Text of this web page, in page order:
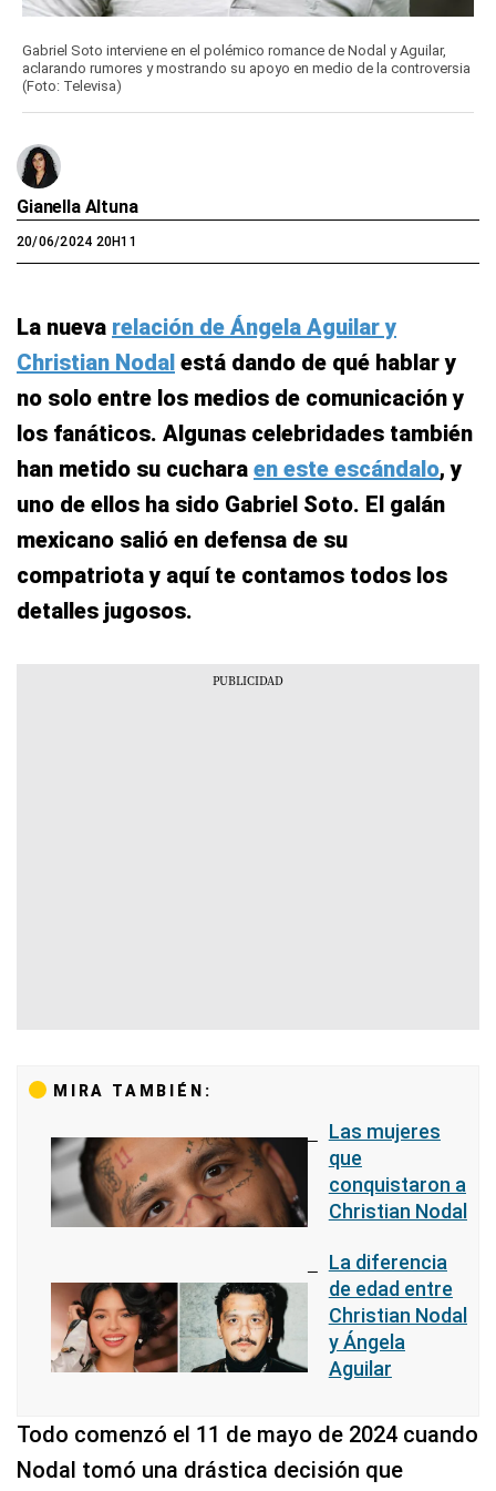
Gabriel Soto interviene en el polémico romance de Nodal y Aguilar,
aclarando rumores y mostrando su apoyo en medio de la controversia
(Foto: Televisa)
Gianella Altuna
20/06/2024 20H11
La nueva relación de Ángela Aguilar y
Christian Nodal está dando de qué hablar y
no solo entre los medios de comunicación y
los fanáticos. Algunas celebridades también
han metido su cuchara en este escándalo, y
uno de ellos ha sido Gabriel Soto. El galán
mexicano salió en defensa de su
compatriota y aquí te contamos todos los
detalles jugosos.
MIRA TAMBIÉN:
Las mujeres
que
conquistaron a
Christian Nodal
La diferencia
de edad entre
Christian Nodal
y Ángela
Aguilar
Todo comenzó el 11 de mayo de 2024 cuando
Nodal tomó una drástica decisión que